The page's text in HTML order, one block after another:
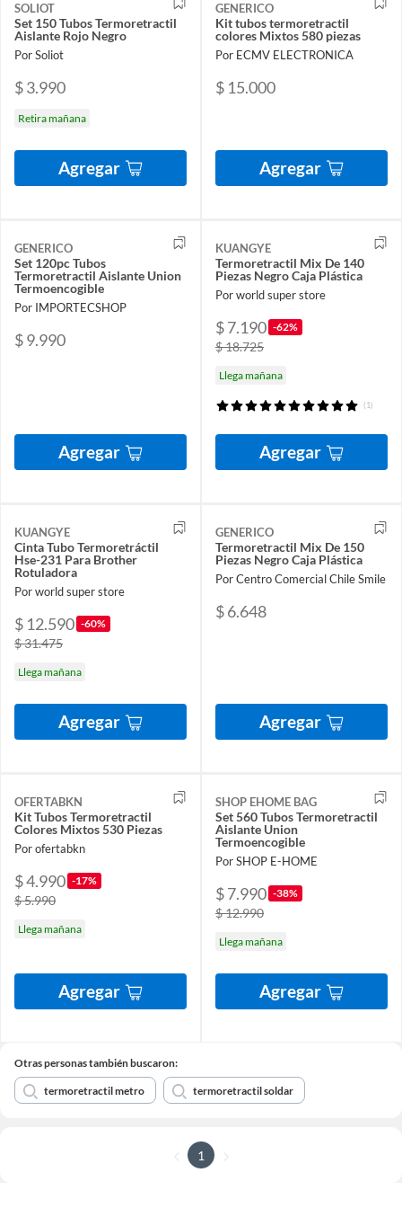
SOLIOT
Set 150 Tubos Termoretractil
Aislante Rojo Negro
Por Soliot
$ 3.990
Retira mañana
Agregar
GENERICO
Kit tubos termoretractil
colores Mixtos 580 piezas
Por ECMV ELECTRONICA
$ 15.000
Agregar
GENERICO
Set 120pc Tubos
Termoretractil Aislante Union
Termoencogible
Por IMPORTECSHOP
$ 9.990
Agregar
KUANGYE
Termoretractil Mix De 140
Piezas Negro Caja Plástica
Por world super store
$ 7.190 -62%
$ 18.725
Llega mañana
(1)
Agregar
KUANGYE
Cinta Tubo Termoretráctil
Hse-231 Para Brother
Rotuladora
Por world super store
$ 12.590 -60%
$ 31.475
Llega mañana
Agregar
GENERICO
Termoretractil Mix De 150
Piezas Negro Caja Plástica
Por Centro Comercial Chile Smile
$ 6.648
Agregar
OFERTABKN
Kit Tubos Termoretractil
Colores Mixtos 530 Piezas
Por ofertabkn
$ 4.990 -17%
$ 5.990
Llega mañana
Agregar
SHOP EHOME BAG
Set 560 Tubos Termoretractil
Aislante Union
Termoencogible
Por SHOP E-HOME
$ 7.990 -38%
$ 12.990
Llega mañana
Agregar
Otras personas también buscaron:
termoretractil metro termoretractil soldar
1